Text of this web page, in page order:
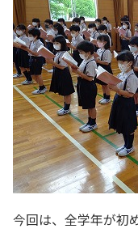
今回は、全学年が初